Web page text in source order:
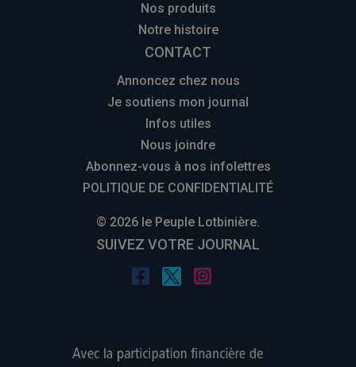
Nos produits
Notre histoire
CONTACT
Annoncez chez nous
Je soutiens mon journal
Infos utiles
Nous joindre
Abonnez-vous à nos infolettres
POLITIQUE DE CONFIDENTIALITÉ
© 2026 le Peuple Lotbinière.
SUIVEZ VOTRE JOURNAL